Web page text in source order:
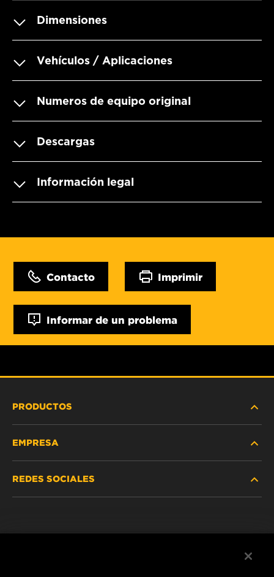
Dimensiones
Vehículos / Aplicaciones
Numeros de equipo original
Descargas
Información legal
Contacto Imprimir
Informar de un problema
PRODUCTOS
VEHÍCULOS LIVIANOS Y COMERCIALES
EMPRESA
REDES SOCIALES